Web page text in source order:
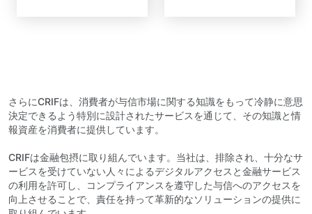
さらにCRIFは、消費者が与信市場に関する知識をもって冷静に意思
決定できるよう特別に設計されたサービスを通じて、その知識と情
報資産を消費者に提供しています。
CRIFは金融包摂に取り組んでいます。当社は、排除され、十分なサ
ービスを受けていない人々によるデジタルアクセスと金融サービス
の利用を許可し、コンプライアンスを遵守した与信へのアクセスを
向上させることで、責任を持って革新的なソリューションの提供に